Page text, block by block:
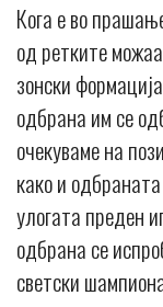
Кога е во
од ретките
зонски
одбрана им се
очекуваме на
како и
улогата преден
одбрана се
светски